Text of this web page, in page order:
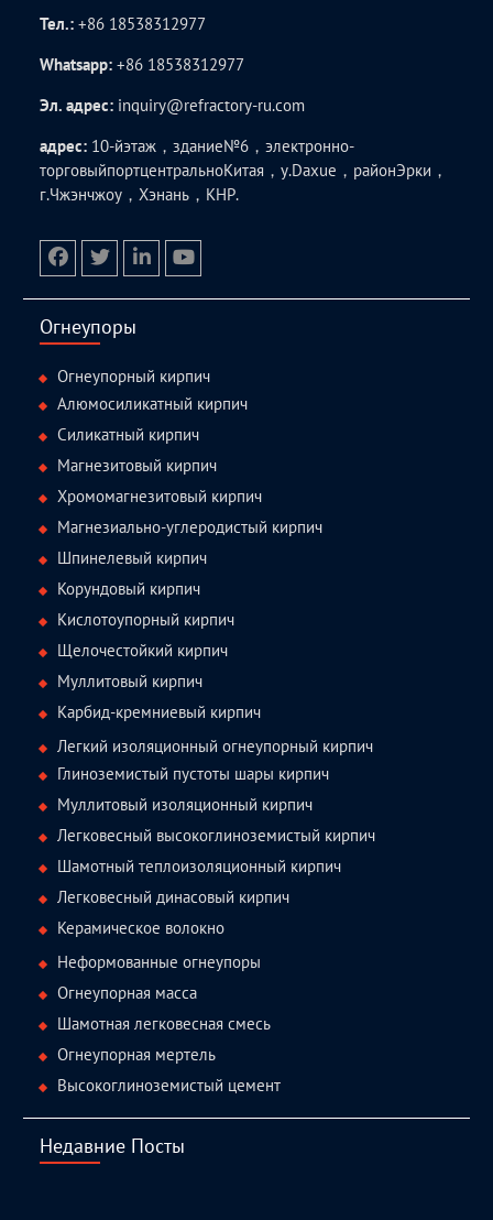
Тел.:+86 18538312977
Whatsapp:+86 18538312977
Эл. адрес: inquiry@refractory-ru.com
адрес: 10-йэтаж，здание№6，электронно-
торговыйпортцентральноКитая，у.Daxue，районЭрки，
г.Чжэнчжоу，Хэнань，КНР.
Огнеупоры
Огнеупорный кирпич
Алюмосиликатный кирпич
Силикатный кирпич
Магнезитовый кирпич
Хромомагнезитовый кирпич
Магнезиально-углеродистый кирпич
Шпинелевый кирпич
Корундовый кирпич
Кислотоупорный кирпич
Щелочестойкий кирпич
Муллитовый кирпич
Карбид-кремниевый кирпич
Легкий изоляционный огнеупорный кирпич
Глиноземистый пустоты шары кирпич
Муллитовый изоляционный кирпич
Легковесный высокоглиноземистый кирпич
Шамотный теплоизоляционный кирпич
Легковесный динасовый кирпич
Керамическое волокно
Неформованные огнеупоры
Огнеупорная масса
Шамотная легковесная смесь
Огнеупорная мертель
Высокоглиноземистый цемент
Недавние Посты